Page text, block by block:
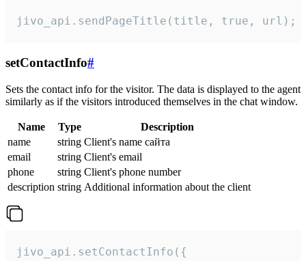
jivo_api.sendPageTitle(title, true, url);
setContactInfo#
Sets the contact info for the visitor. The data is displayed to the agent
similarly as if the visitors introduced themselves in the chat window.
Name Type
Description
name
string Client's name сайта
email
string Client's email
phone
string Client's phone number
description string Additional information about the client
jivo_api.setContactInfo({